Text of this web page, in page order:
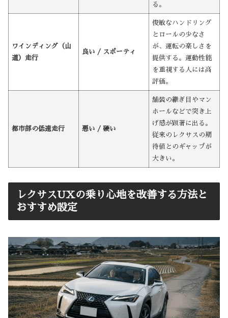
る。
ワインディング（山
道）走行
良い / スポーティ
俊敏なハンドリング
とロールの少なさ
が、運転の楽しさを
提供する。運動性能
を重視する人には高
評価。
都市部の低速走行 悪い / 硬い
舗装の継ぎ目やマン
ホールなどで突き上
げ感が顕著に出る。
従来のレクサスの期
待値とのギャップが
大きい。
レクサスUXの乗り心地を改善する方法と
おすすめ設定